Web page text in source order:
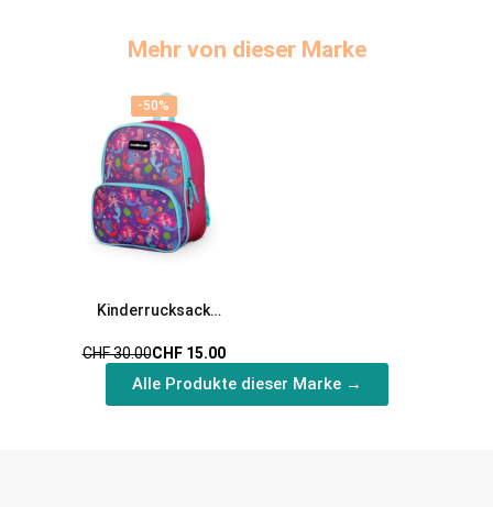
Mehr von dieser Marke
-50%
-50%
Kinderrucksack
CHF 30.00CHF 15.00
Alle Produkte dieser Marke →